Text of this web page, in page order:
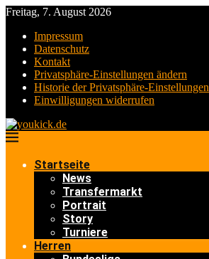
Freitag, 7. August 2026
Impressum
Datenschutz
Kontakt
Privatsphäre-Einstellungen ändern
Historie der Privatsphäre-Einstellungen
Einwilligungen widerrufen
Startseite
News
Transfermarkt
Portrait
Story
Turniere
Herren